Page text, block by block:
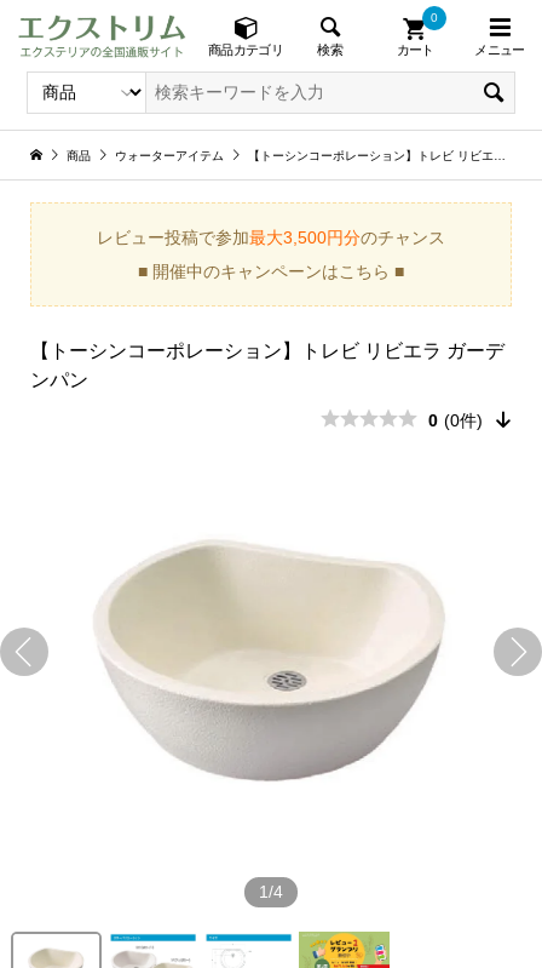
商品カテゴリ 検索 カート
0
メニュー
商品 ウォーターアイテム 【トーシンコーポレーション】トレビ リビエラ ガーデンパン
レビュー投稿で参加最大3,500円分のチャンス
■ 開催中のキャンペーンはこちら ■
【トーシンコーポレーション】トレビ リビエラ ガーデ
ンパン
0 (0件)
1/4